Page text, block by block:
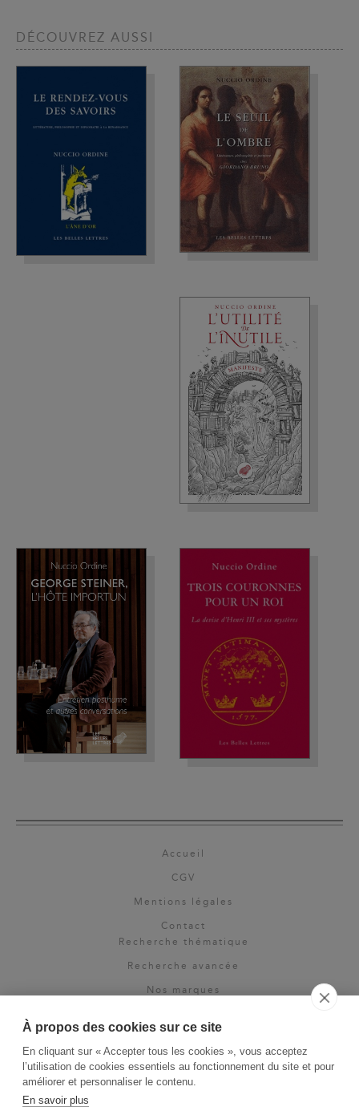
À propos des cookies sur ce site
En cliquant sur « Accepter tous les cookies », vous acceptez
l’utilisation de cookies essentiels au fonctionnement du site et pour
améliorer et personnaliser le contenu.
En savoir plus
DÉCOUVREZ AUSSI
Accueil
CGV
Mentions légales
Contact
Recherche thématique
Recherche avancée
Nos marques
Espace pro
Newsletter
La Vie des Classiques